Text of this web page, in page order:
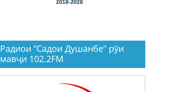
Радиои “Садои Душанбе” рӯи
мавҷи 102.2FM